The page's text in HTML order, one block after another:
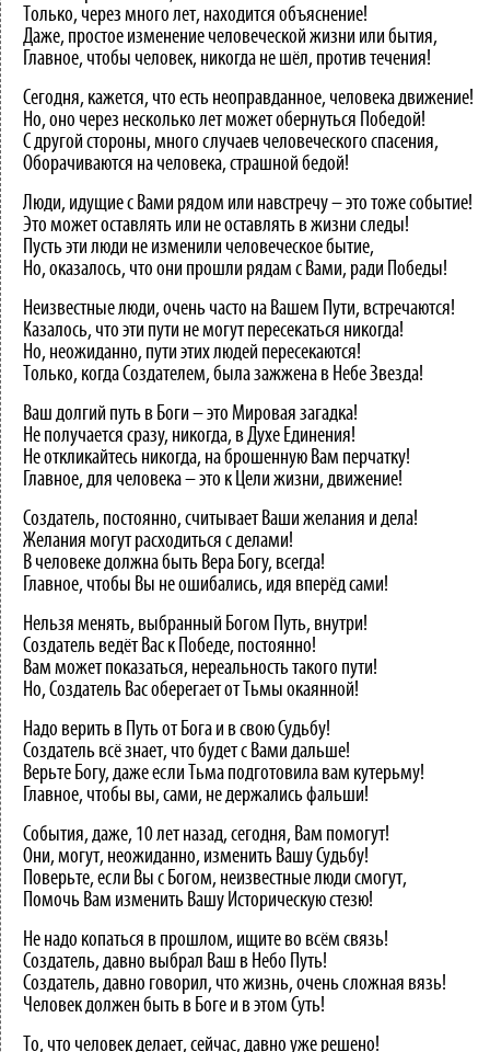
Только, через много лет, находится объяснение!
Даже, простое изменение человеческой жизни или бытия,
Главное, чтобы человек, никогда не шёл, против течения!
Сегодня, кажется, что есть неоправданное, человека движение!
Но, оно через несколько лет может обернуться Победой!
С другой стороны, много случаев человеческого спасения,
Оборачиваются на человека, страшной бедой!
Люди, идущие с Вами рядом или навстречу – это тоже событие!
Это может оставлять или не оставлять в жизни следы!
Пусть эти люди не изменили человеческое бытие,
Но, оказалось, что они прошли рядам с Вами, ради Победы!
Неизвестные люди, очень часто на Вашем Пути, встречаются!
Казалось, что эти пути не могут пересекаться никогда!
Но, неожиданно, пути этих людей пересекаются!
Только, когда Создателем, была зажжена в Небе Звезда!
Ваш долгий путь в Боги – это Мировая загадка!
Не получается сразу, никогда, в Духе Единения!
Не откликайтесь никогда, на брошенную Вам перчатку!
Главное, для человека – это к Цели жизни, движение!
Создатель, постоянно, считывает Ваши желания и дела!
Желания могут расходиться с делами!
В человеке должна быть Вера Богу, всегда!
Главное, чтобы Вы не ошибались, идя вперёд сами!
Нельзя менять, выбранный Богом Путь, внутри!
Создатель ведёт Вас к Победе, постоянно!
Вам может показаться, нереальность такого пути!
Но, Создатель Вас оберегает от Тьмы окаянной!
Надо верить в Путь от Бога и в свою Судьбу!
Создатель всё знает, что будет с Вами дальше!
Верьте Богу, даже если Тьма подготовила вам кутерьму!
Главное, чтобы вы, сами, не держались фальши!
События, даже, 10 лет назад, сегодня, Вам помогут!
Они, могут, неожиданно, изменить Вашу Судьбу!
Поверьте, если Вы с Богом, неизвестные люди смогут,
Помочь Вам изменить Вашу Историческую стезю!
Не надо копаться в прошлом, ищите во всём связь!
Создатель, давно выбрал Ваш в Небо Путь!
Создатель, давно говорил, что жизнь, очень сложная вязь!
Человек должен быть в Боге и в этом Суть!
То, что человек делает, сейчас, давно уже решено!